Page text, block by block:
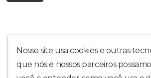
Nosso site usa cookies e outras
que nós e nossos parceiros